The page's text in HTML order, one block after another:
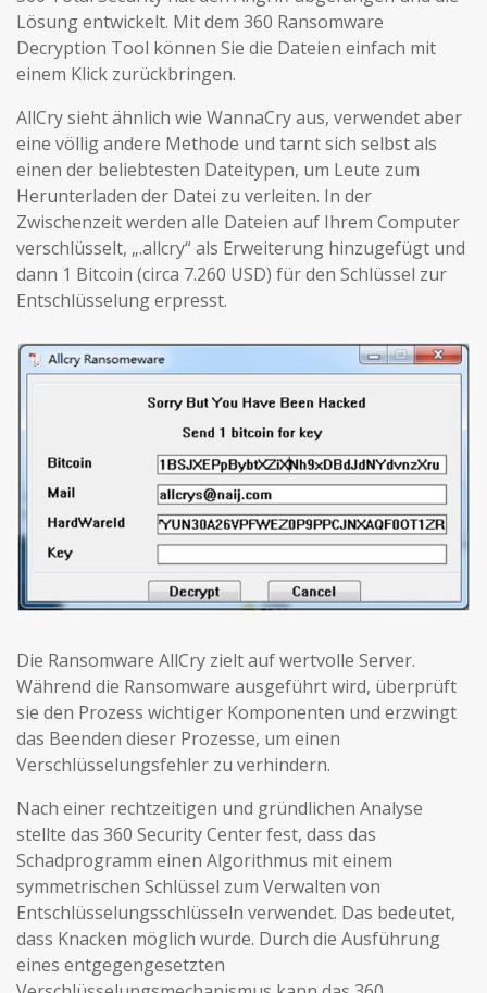
Lösung entwickelt. Mit dem 360 Ransomware
Decryption Tool können Sie die Dateien einfach mit
einem Klick zurückbringen.
AllCry sieht ähnlich wie WannaCry aus, verwendet aber
eine völlig andere Methode und tarnt sich selbst als
einen der beliebtesten Dateitypen, um Leute zum
Herunterladen der Datei zu verleiten. In der
Zwischenzeit werden alle Dateien auf Ihrem Computer
verschlüsselt, „.allcry“ als Erweiterung hinzugefügt und
dann 1 Bitcoin (circa 7.260 USD) für den Schlüssel zur
Entschlüsselung erpresst.
Die Ransomware AllCry zielt auf wertvolle Server.
Während die Ransomware ausgeführt wird, überprüft
sie den Prozess wichtiger Komponenten und erzwingt
das Beenden dieser Prozesse, um einen
Verschlüsselungsfehler zu verhindern.
Nach einer rechtzeitigen und gründlichen Analyse
stellte das 360 Security Center fest, dass das
Schadprogramm einen Algorithmus mit einem
symmetrischen Schlüssel zum Verwalten von
Entschlüsselungsschlüsseln verwendet. Das bedeutet,
dass Knacken möglich wurde. Durch die Ausführung
eines entgegengesetzten